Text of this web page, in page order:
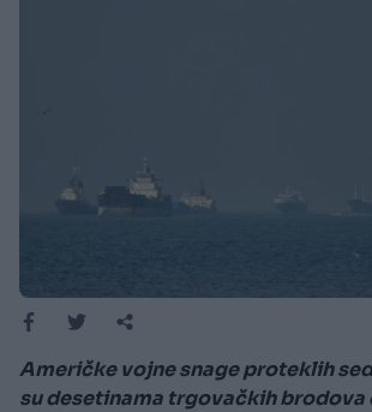
Američke vojne snage proteklih
su desetinama trgovačkih brodova